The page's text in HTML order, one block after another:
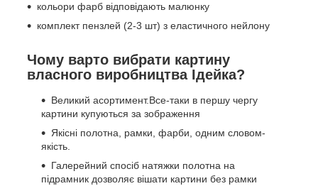
кольори фарб відповідають малюнку
комплект пензлей (2-3 шт) з еластичного нейлону
Чому варто вибрати картину
власного виробництва Ідейка?
Великий асортимент.Все-таки в першу чергу
картини купуються за зображення
Якісні полотна, рамки, фарби, одним словом-
якість.
Галерейний спосіб натяжки полотна на
підрамник дозволяє вішати картини без рамки